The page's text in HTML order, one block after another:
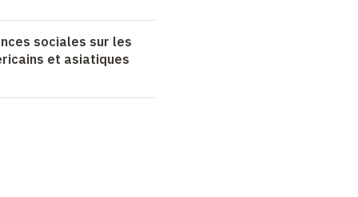
sociales sur les
et asiatiques